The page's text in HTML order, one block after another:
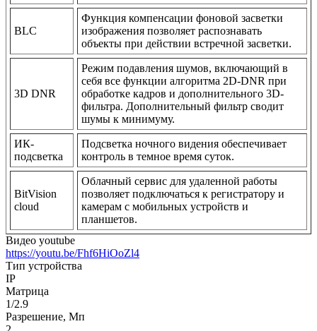
BLC
Функция компенсации фоновой засветки
изображения позволяет распознавать
объекты при действии встречной засветки.
3D DNR
Режим подавления шумов, включающий в
себя все функции алгоритма 2D-DNR при
обработке кадров и дополнительного 3D-
фильтра. Дополнительный фильтр сводит
шумы к минимуму.
ИК-
подсветка
Подсветка ночного видения обеспечивает
контроль в темное время суток.
BitVision
cloud
Облачный сервис для удаленной работы
позволяет подключаться к регистратору и
камерам с мобильных устройств и
планшетов.
Видео youtube
https://youtu.be/Fhf6HiOoZl4
Тип устройства
IP
Матрица
1/2.9
Разрешение, Мп